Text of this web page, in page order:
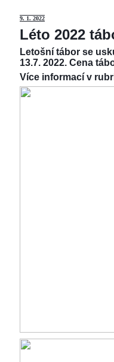
9. 1. 2022
Léto 2022
Letošní tábor se
13.7. 2022. Cena
Více informací v